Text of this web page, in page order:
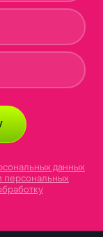
данных
персональных